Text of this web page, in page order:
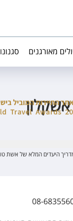
מאורגנים
היעדים המלא של אשת